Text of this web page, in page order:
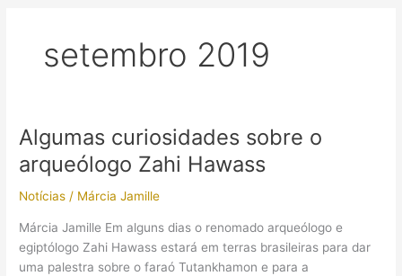
setembro 2019
Algumas curiosidades sobre o
arqueólogo Zahi Hawass
Notícias / Márcia Jamille
Márcia Jamille Em alguns dias o renomado arqueólogo e
egiptólogo Zahi Hawass estará em terras brasileiras para dar
uma palestra sobre o faraó Tutankhamon e para a